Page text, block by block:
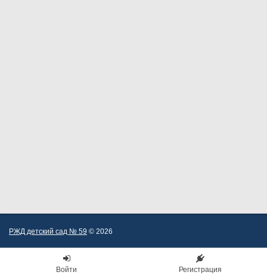
РЖД детский сад № 59 © 2026
Войти Регистрация